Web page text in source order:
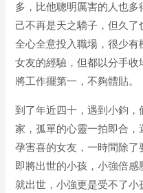
多，比他聰明厲害的人也
己不再是天之驕子，但久了
全心全意投入職場，很少
女友的經驗，但都以分手
將工作擺第一，不夠體貼。
到了年近四十，遇到小鈞
家，孤單的心靈一拍即合
孕害喜的女友，一時間除
即將出世的小孩，小強倍感
就出世，小強更是受不了小